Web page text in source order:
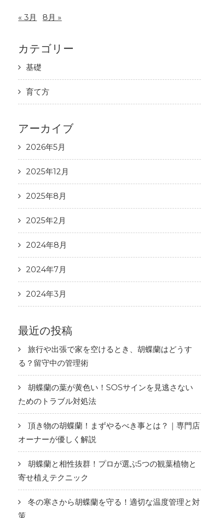
« 3月 8月 »
カテゴリー
基礎
育て方
アーカイブ
2026年5月
2025年12月
2025年8月
2025年2月
2024年8月
2024年7月
2024年3月
最近の投稿
旅行や出張で家を空けるとき、胡蝶蘭はどうす
る？留守中の管理術
胡蝶蘭の葉が黄色い！SOSサインを見逃さない
ためのトラブル対処法
頂き物の胡蝶蘭！まずやるべき事とは？｜専門店
オーナーが優しく解説
胡蝶蘭と相性抜群！プロが選ぶ5つの観葉植物と
寄せ植えテクニック
冬の寒さから胡蝶蘭を守る！適切な温度管理と対
策